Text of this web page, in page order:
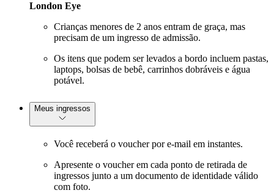
London Eye
Crianças menores de 2 anos entram de graça, mas
precisam de um ingresso de admissão.
Os itens que podem ser levados a bordo incluem pastas,
laptops, bolsas de bebê, carrinhos dobráveis e água
potável.
Meus ingressos
Você receberá o voucher por e-mail em instantes.
Apresente o voucher em cada ponto de retirada de
ingressos junto a um documento de identidade válido
com foto.